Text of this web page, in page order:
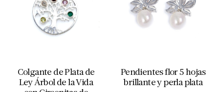
Colgante de Plata de
Ley Árbol de la Vida
Pendientes flor 5 hojas
brillante y perla plata